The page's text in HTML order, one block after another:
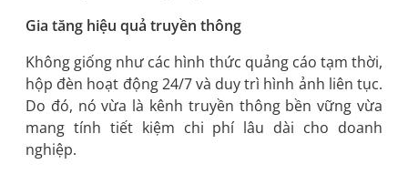
Gia tăng hiệu quả truyền thông
Không giống như các hình thức quảng cáo tạm thời,
hộp đèn hoạt động 24/7 và duy trì hình ảnh liên tục.
Do đó, nó vừa là kênh truyền thông bền vững vừa
mang tính tiết kiệm chi phí lâu dài cho doanh
nghiệp.